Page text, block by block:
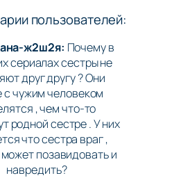
пользователей:
ж2ш2я: Почему в
сериалах сестры не
друг другу ? Они
с чужим человеком
, чем что-то
родной сестре . У них
что сестра враг ,
позавидовать и
навредить?